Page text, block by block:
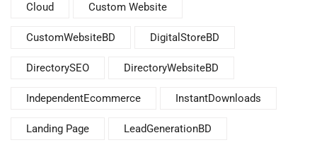
Cloud Custom Website
CustomWebsiteBD DigitalStoreBD
DirectorySEO DirectoryWebsiteBD
IndependentEcommerce InstantDownloads
Landing Page LeadGenerationBD